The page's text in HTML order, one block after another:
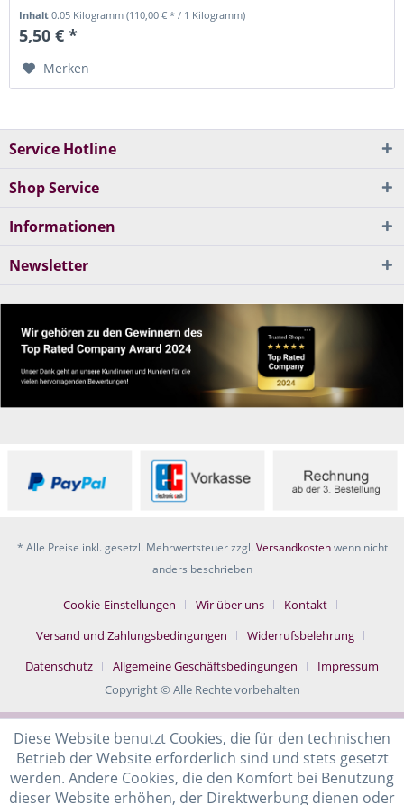
Inhalt0.05 Kilogramm(110,00 € * / 1 Kilogramm)
5,50 € *
Merken
Service Hotline
Shop Service
Informationen
Newsletter
* Alle Preise inkl. gesetzl. Mehrwertsteuer zzgl.Versandkostenwenn nicht
anders beschrieben
Cookie-Einstellungen Wir über uns
Kontakt
Versand und Zahlungsbedingungen
Widerrufsbelehrung
Datenschutz
Allgemeine Geschäftsbedingungen
Impressum
Copyright © Alle Rechte vorbehalten
Diese Website benutzt Cookies, die für den technischen
Betrieb der Website erforderlich sind und stets gesetzt
werden. Andere Cookies, die den Komfort bei Benutzung
dieser Website erhöhen, der Direktwerbung dienen oder